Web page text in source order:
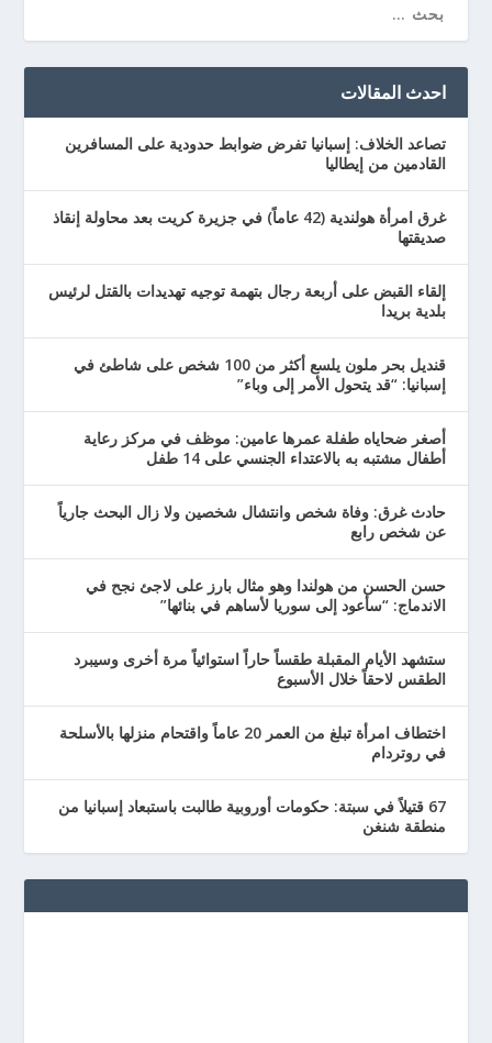
احدث المقالات
تصاعد الخلاف: إسبانيا تفرض ضوابط حدودية على المسافرين
القادمين من إيطاليا
غرق امرأة هولندية (42 عاماً) في جزيرة كريت بعد محاولة إنقاذ
صديقتها
إلقاء القبض على أربعة رجال بتهمة توجيه تهديدات بالقتل لرئيس
بلدية بريدا
قنديل بحر ملون يلسع أكثر من 100 شخص على شاطئ في
إسبانيا: “قد يتحول الأمر إلى وباء”
أصغر ضحاياه طفلة عمرها عامين: موظف في مركز رعاية
أطفال مشتبه به بالاعتداء الجنسي على 14 طفل
حادث غرق: وفاة شخص وانتشال شخصين ولا زال البحث جارياً
عن شخص رابع
حسن الحسن من هولندا وهو مثال بارز على لاجئ نجح في
الاندماج: “سأعود إلى سوريا لأساهم في بنائها”
ستشهد الأيام المقبلة طقساً حاراً استوائياً مرة أخرى وسيبرد
الطقس لاحقاً خلال الأسبوع
اختطاف امرأة تبلغ من العمر 20 عاماً واقتحام منزلها بالأسلحة
في روتردام
67 قتيلاً في سبتة: حكومات أوروبية طالبت باستبعاد إسبانيا من
منطقة شنغن